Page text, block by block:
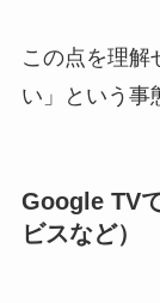
この点を理解
い」という事
Google TV
ビスなど）